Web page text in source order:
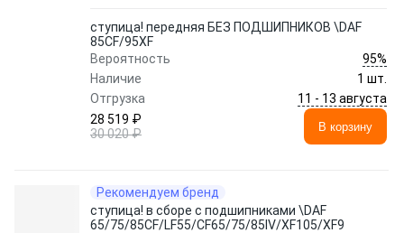
ступица! передняя БЕЗ ПОДШИПНИКОВ \DAF
85CF/95XF
Вероятность
95%
Наличие
1 шт.
Отгрузка
11 - 13 августа
28 519 ₽
30 020 ₽
В корзину
Рекомендуем бренд
ступица! в сборе с подшипниками \DAF
65/75/85CF/LF55/CF65/75/85IV/XF105/XF95